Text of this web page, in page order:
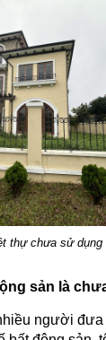
thự chưa sử dụng
sản là
người đưa